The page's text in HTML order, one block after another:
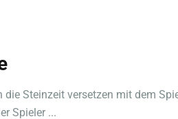
die Steinzeit versetzen mit dem
Spieler ...